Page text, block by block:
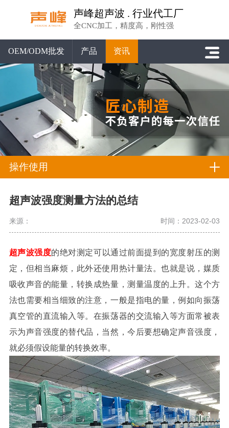
声峰超声波 . 行业代工厂
全CNC加工，精度高，刚性强
OEM/ODM批发 产品 资讯
操作使用
超声波强度测量方法的总结
来源： 时间：2023-02-03
超声波强度的绝对测定可以通过前面提到的宽度射压的测
定，但相当麻烦，此外还使用热计量法。也就是说，媒质
吸收声音的能量，转换成热量，测量温度的上升。这个方
法也需要相当细致的注意，一般是指电的量，例如向振荡
真空管的直流输入等。在振荡器的交流输入等方面常被表
示为声音强度的替代品，当然，今后要想确定声音强度，
就必须假设能量的转换效率。